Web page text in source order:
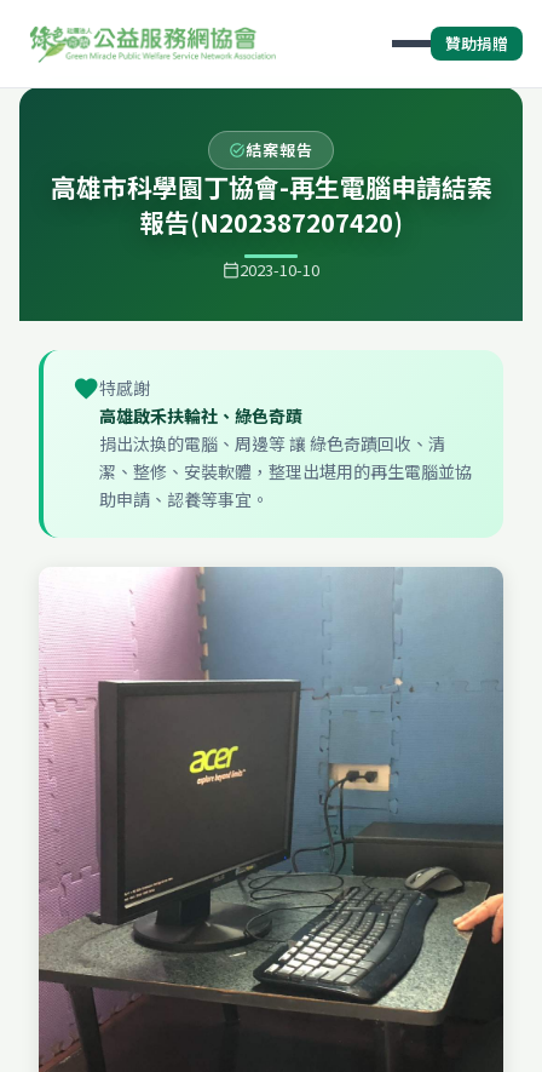
贊助捐贈
task_alt結案報告
高雄市科學園丁協會-再生電腦申請結案
報告(N202387207420)
calendar_today2023-10-10
favorite特感謝
高雄啟禾扶輪社、綠色奇蹟
捐出汰換的電腦、周邊等 讓 綠色奇蹟回收、清
潔、整修、安裝軟體，整理出堪用的再生電腦並協
助申請、認養等事宜。